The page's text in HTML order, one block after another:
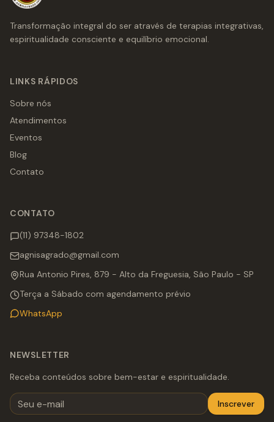
Transformação integral do ser através de terapias integrativas,
espiritualidade consciente e equilíbrio emocional.
LINKS RÁPIDOS
Sobre nós
Atendimentos
Eventos
Blog
Contato
CONTATO
(11) 97348-1802
agnisagrado@gmail.com
Rua Antonio Pires, 879 - Alto da Freguesia, São Paulo - SP
Terça a Sábado com agendamento prévio
WhatsApp
NEWSLETTER
Receba conteúdos sobre bem-estar e espiritualidade.
Inscrever